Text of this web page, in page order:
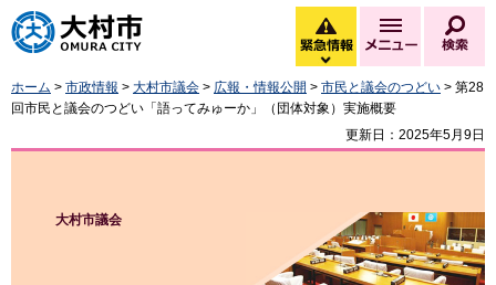
大村市
緊急情報
緊急情報を開く
メニュー
ホーム > 市政情報 > 大村市議会 > 広報・情報公開 > 市民と議会のつどい > 第28
回市民と議会のつどい「語ってみゅーか」（団体対象）実施概要
更新日：2025年5月9日
大村市議会